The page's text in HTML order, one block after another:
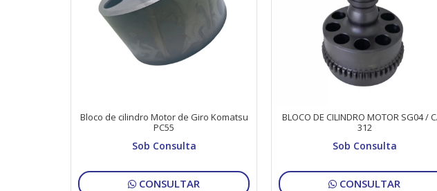
Bloco de cilindro Motor de Giro Komatsu
PC55
Sob Consulta
CONSULTAR
BLOCO DE CILINDRO MOTOR SG04 /
312
Sob Consulta
CONSULTAR